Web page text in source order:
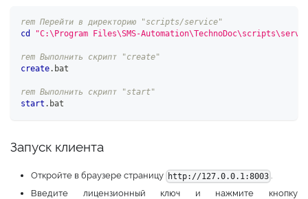
rem Перейти в директорию "scripts/service"
cd
"C:\Program Files\SMS-
rem Выполнить скрипт "create"
create.bat
rem Выполнить скрипт "start"
start .bat
Запуск клиента
Откройте в браузере страницу http://127.0.0.1:8003 .
Введите лицензионный ключ и нажмите кнопку